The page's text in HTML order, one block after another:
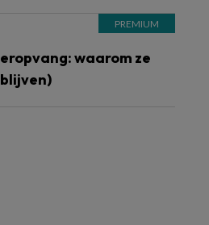
waarom ze